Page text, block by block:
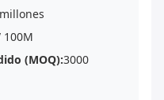
100M
(MOQ):3000